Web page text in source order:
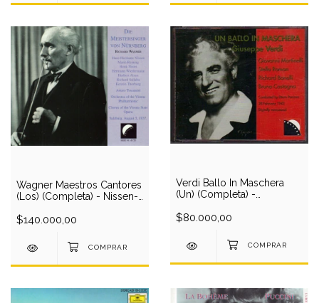
Wagner Maestros Cantores
(Los) (Completa) - Nissen-
Wiedermann-Thorborg-
Phil/Toscanini (4 CD)
$140.000,00
Verdi Ballo In Maschera
(Un) (Completa) -
Castagna-Antoine-Cordan-
CD)
$80.000,00